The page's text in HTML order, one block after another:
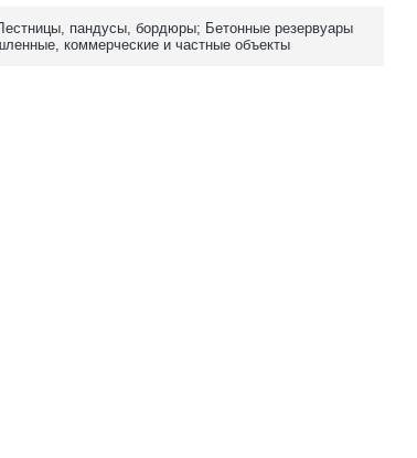
пандусы, бордюры; Бетонные резервуары
коммерческие и частные объекты